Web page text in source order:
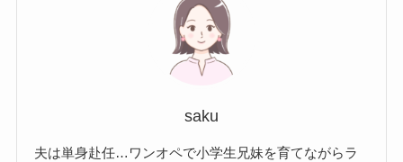
saku
夫は単身赴任…ワンオペで小学生兄妹を育てながらラ